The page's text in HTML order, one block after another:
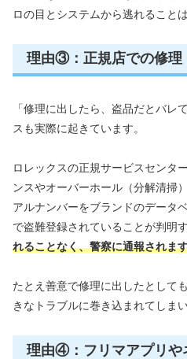
ロの目とシステムから逃れること
理由③：正規店での修理
「修理に出したら、盗品だとバレ
スも実際に起きています。
ロレックスの正規サービスセンタ
ンスやオーバーホール（分解清掃
アルナンバーをブランドのデータ
で盗難登録されていることが判明す
れることなく、警察に通報されま
たとえ善意で修理に出したとして
きなトラブルに巻き込まれてしまい
理由④：フリマアプリや